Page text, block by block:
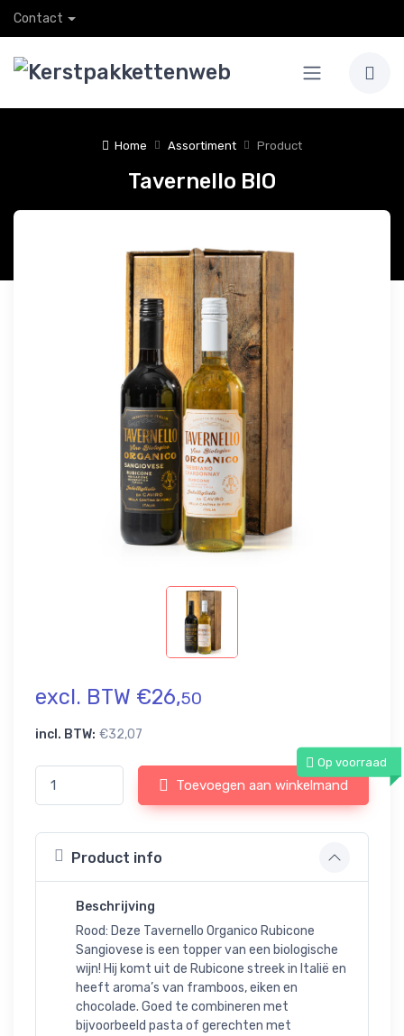
Contact
Home Assortiment Product
Tavernello BIO
excl. BTW €26,50
incl. BTW: €32,07
Op voorraad
Toevoegen aan winkelmand
Product info
Beschrijving
Rood: Deze Tavernello Organico Rubicone
Sangiovese is een topper van een biologische
wijn! Hij komt uit de Rubicone streek in Italië en
heeft aroma’s van framboos, eiken en
chocolade. Goed te combineren met
bijvoorbeeld pasta of gerechten met